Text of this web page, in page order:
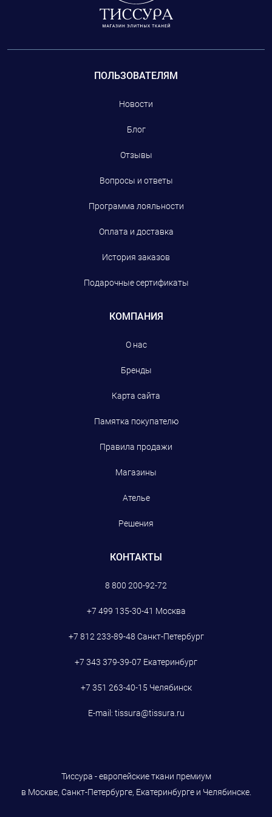
ПОЛЬЗОВАТЕЛЯМ
Новости
Блог
Отзывы
Вопросы и ответы
Программа лояльности
Оплата и доставка
История заказов
Подарочные сертификаты
КОМПАНИЯ
О нас
Бренды
Карта сайта
Памятка покупателю
Правила продажи
Магазины
Ателье
Решения
КОНТАКТЫ
8 800 200-92-72
+7 499 135-30-41 Москва
+7 812 233-89-48 Санкт-Петербург
+7 343 379-39-07 Екатеринбург
+7 351 263-40-15 Челябинск
E-mail: tissura@tissura.ru
Тиссура - европейские ткани премиум
в Москве, Санкт-Петербурге, Екатеринбурге и Челябинске.